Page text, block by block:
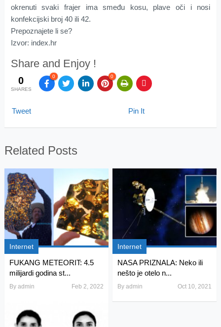
okrenuti svaki frajer ima smeđu kosu, plave oči i nosi
konfekcijski broj 40 ili 42.
Prepoznajete li se?
Izvor: index.hr
Share and Enjoy !
0
SHARES
0 0
Tweet Pin It
Related Posts
Internet
FUKANG METEORIT: 4.5
milijardi godina st...
By admin Feb 2, 2022
Internet
NASA PRIZNALA: Neko ili
nešto je otelo n...
Byadmin Oct 10, 2021